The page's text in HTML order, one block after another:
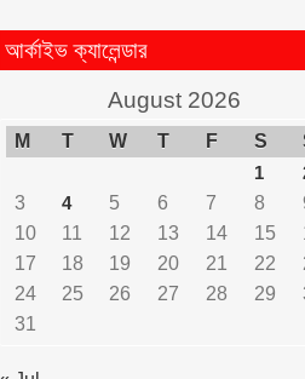
আর্কাইভ ক্যালেন্ডার
August 2026
M T W T F S
1
3
4 5 6 7 8
10
11 12 13 14 15
17
18 19 20 21 22
24
25 26 27 28 29
31